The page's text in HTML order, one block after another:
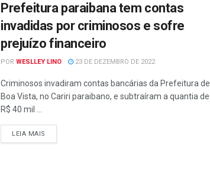
Prefeitura paraibana tem contas
invadidas por criminosos e sofre
prejuízo financeiro
POR WESLLEY LINO 23 DE DEZEMBRO DE 2022
Criminosos invadiram contas bancárias da Prefeitura de
Boa Vista, no Cariri paraibano, e subtraíram a quantia de
R$ 40 mil ...
LEIA MAIS